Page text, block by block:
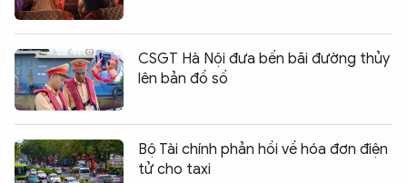
CSGT Hà Nội đưa bến bãi đường thủy
lên bản đồ số
Bộ Tài chính phản hồi về hóa đơn điện
tử cho taxi